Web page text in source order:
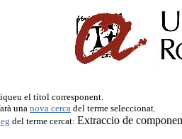
el títol corresponent.
una nova cerca del terme seleccionat.
del terme cercat: Extraccio de